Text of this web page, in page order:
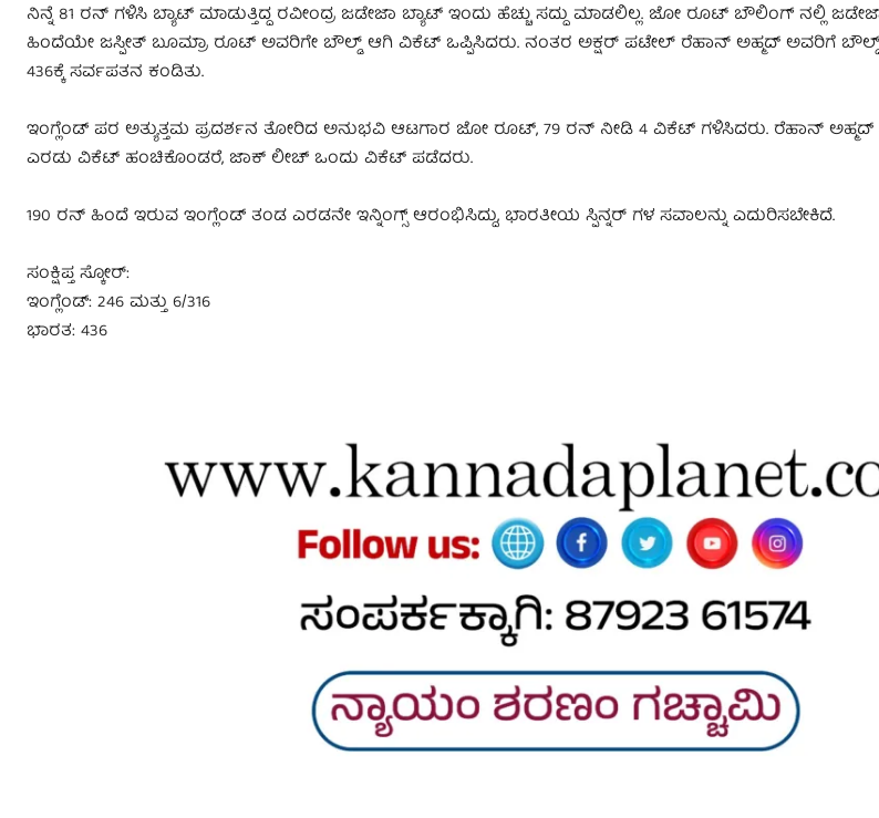
ನಿನ್ನೆ 81 ರನ್ ಗಳಿಸಿ ಬ್ಯಾಟ್ ಮಾಡುತ್ತಿದ್ದ ರವೀಂದ್ರ ಜಡೇಜಾ ಬ್ಯಾಟ್ ಇಂದು ಹೆಚ್ಚು ಸದ್ದು ಮಾಡಲಿಲ್ಲ. ಜೋ ರೂಟ್ ಬೌಲಿಂಗ್ ನಲ್ಲಿ
ಹಿಂದೆಯೇ ಜಸ್ಪೀತ್ ಬೂಮ್ರಾ ರೂಟ್ ಅವರಿಗೇ ಬೌಲ್ಡ್ ಆಗಿ ವಿಕೆಟ್ ಒಪ್ಪಿಸಿದರು. ನಂತರ ಅಕ್ಷರ್ ಪಟೇಲ್ ರೆಹಾನ್ ಅಹ್ಮದ್ ಅವರಿಗೆ
436ಕ್ಕೆ ಸರ್ವಪತನ ಕಂಡಿತು.
ಇಂಗ್ಲೆಂಡ್ ಪರ ಅತ್ಯುತ್ತಮ ಪ್ರದರ್ಶನ ತೋರಿದ ಅನುಭವಿ ಆಟಗಾರ ಜೋ ರೂಟ್, 79 ರನ್ ನೀಡಿ 4 ವಿಕೆಟ್ ಗಳಿಸಿದರು. ರೆಹಾನ್ ಅಹ್ಮದ್
ಎರಡು ವಿಕೆಟ್ ಹಂಚಿಕೊಂಡರೆ, ಜಾಕ್ ಲೀಚ್ ಒಂದು ವಿಕೆಟ್ ಪಡೆದರು.
190 ರನ್ ಹಿಂದೆ ಇರುವ ಇಂಗ್ಲೆಂಡ್ ತಂಡ ಎರಡನೇ ಇನ್ನಿಂಗ್ಸ್ ಆರಂಭಿಸಿದ್ದು, ಭಾರತೀಯ ಸ್ಪಿನ್ನರ್ ಗಳ ಸವಾಲನ್ನು ಎದುರಿಸಬೇಕಿದೆ.
ಸಂಕ್ಷಿಪ್ತ ಸ್ಕೋರ್:
ಇಂಗ್ಲೆಂಡ್: 246 ಮತ್ತು 6/316
ಭಾರತ: 436